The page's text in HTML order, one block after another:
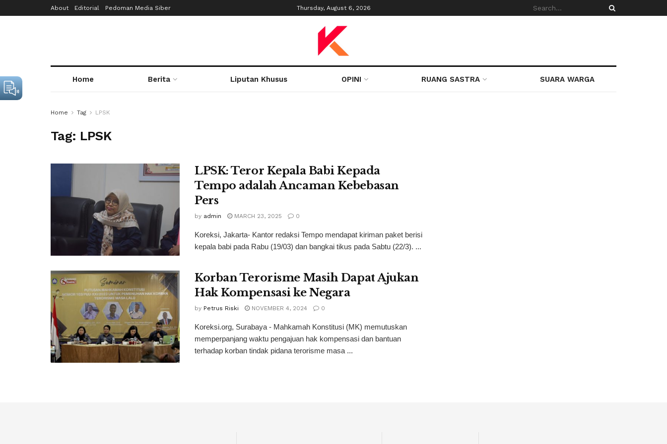
About Editorial Pedoman Media Siber Thursday, August 6, 2026
Home Berita Liputan Khusus OPINI RUANG SASTRA SUARA WARGA
Home Tag LPSK
Tag: LPSK
LPSK: Teror Kepala Babi Kepada
Tempo adalah Ancaman Kebebasan
Pers
by admin MARCH 23, 2025 0
Koreksi, Jakarta- Kantor redaksi Tempo mendapat kiriman paket berisi
kepala babi pada Rabu (19/03) dan bangkai tikus pada Sabtu (22/3). ...
Korban Terorisme Masih Dapat Ajukan
Hak Kompensasi ke Negara
by Petrus Riski NOVEMBER 4, 2024 0
Koreksi.org, Surabaya - Mahkamah Konstitusi (MK) memutuskan
memperpanjang waktu pengajuan hak kompensasi dan bantuan
terhadap korban tindak pidana terorisme masa ...